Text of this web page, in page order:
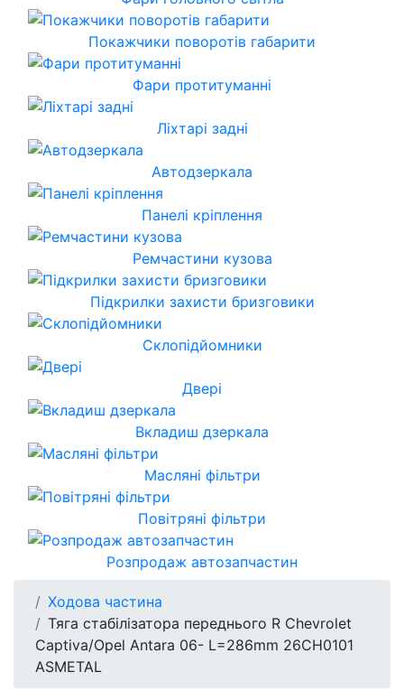
Покажчики поворотів габарити
Фари протитуманні
Ліхтарі задні
Автодзеркала
Панелі кріплення
Ремчастини кузова
Підкрилки захисти бризговики
Склопідйомники
Двері
Вкладиш дзеркала
Масляні фільтри
Повітряні фільтри
Розпродаж автозапчастин
Ходова частина
Тяга стабілізатора переднього R Chevrolet
Captiva/Opel Antara 06- L=286mm 26CH0101
ASMETAL